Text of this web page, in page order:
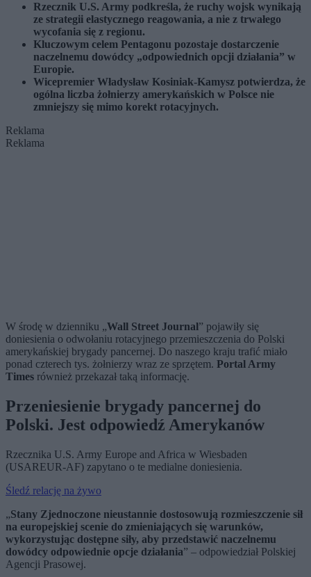
Rzecznik U.S. Army podkreśla, że ruchy wojsk wynikają
ze strategii elastycznego reagowania, a nie z trwałego
wycofania się z regionu.
Kluczowym celem Pentagonu pozostaje dostarczenie
naczelnemu dowódcy „odpowiednich opcji działania” w
Europie.
Wicepremier Władysław Kosiniak-Kamysz potwierdza, że
ogólna liczba żołnierzy amerykańskich w Polsce nie
zmniejszy się mimo korekt rotacyjnych.
Reklama
Reklama
W środę w dzienniku „Wall Street Journal” pojawiły się
doniesienia o odwołaniu rotacyjnego przemieszczenia do Polski
amerykańskiej brygady pancernej. Do naszego kraju trafić miało
ponad czterech tys. żołnierzy wraz ze sprzętem. Portal Army
Times również przekazał taką informację.
Przeniesienie brygady pancernej do
Polski. Jest odpowiedź Amerykanów
Rzecznika U.S. Army Europe and Africa w Wiesbaden
(USAREUR-AF) zapytano o te medialne doniesienia.
Śledź relację na żywo
„Stany Zjednoczone nieustannie dostosowują rozmieszczenie sił
na europejskiej scenie do zmieniających się warunków,
wykorzystując dostępne siły, aby przedstawić naczelnemu
dowódcy odpowiednie opcje działania” – odpowiedział Polskiej
Agencji Prasowej.